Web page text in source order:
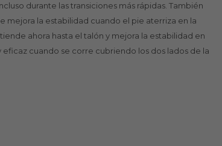
durante las transiciones más rápidas. También
mejora la estabilidad cuando el pie aterriza en la
ahora hasta el talón y mejora la estabilidad en
cuando se corre cubriendo los dos lados de la